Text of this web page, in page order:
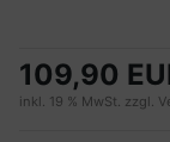
109,90
inkl. 19 % MwSt. zzgl.